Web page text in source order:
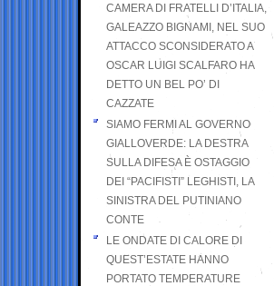
CAMERA DI FRATELLI D’ITALIA,
GALEAZZO BIGNAMI, NEL SUO
ATTACCO SCONSIDERATO A
OSCAR LUIGI SCALFARO HA
DETTO UN BEL PO’ DI
CAZZATE
SIAMO FERMI AL GOVERNO
GIALLOVERDE: LA DESTRA
SULLA DIFESA È OSTAGGIO
DEI “PACIFISTI” LEGHISTI, LA
SINISTRA DEL PUTINIANO
CONTE
LE ONDATE DI CALORE DI
QUEST’ESTATE HANNO
PORTATO TEMPERATURE